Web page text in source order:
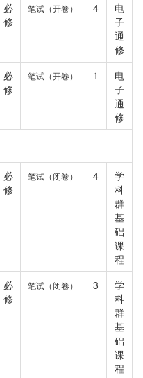
必
修
笔试（开卷） 4
电
子
通
修
必
修
笔试（开卷） 1
电
子
通
修
必
修
笔试（闭卷） 4
学
科
群
基
础
课
程
必
修
笔试（闭卷） 3
学
科
群
基
础
课
程